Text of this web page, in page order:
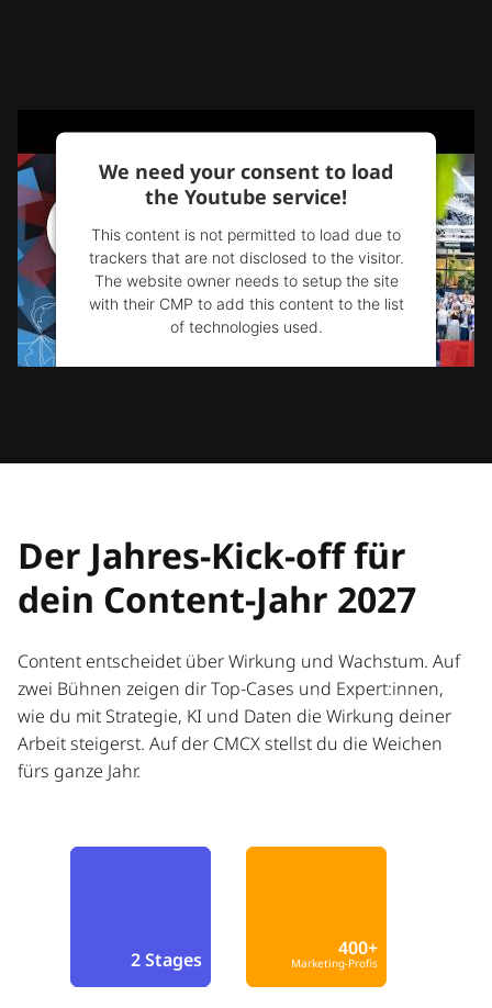
We need your consent to load
the Youtube service!
This content is not permitted to load due to
trackers that are not disclosed to the visitor.
The website owner needs to setup the site
with their CMP to add this content to the list
of technologies used.
Powered byUsercentrics Consent
Der Jahres-Kick-off für
dein Content-Jahr 2027
Content entscheidet über Wirkung und Wachstum. Auf
zwei Bühnen zeigen dir Top-Cases und Expert:innen,
wie du mit Strategie, KI und Daten die Wirkung deiner
Arbeit steigerst. Auf der CMCX stellst du die Weichen
fürs ganze Jahr.
2 Stages 400+
Marketing-Profis